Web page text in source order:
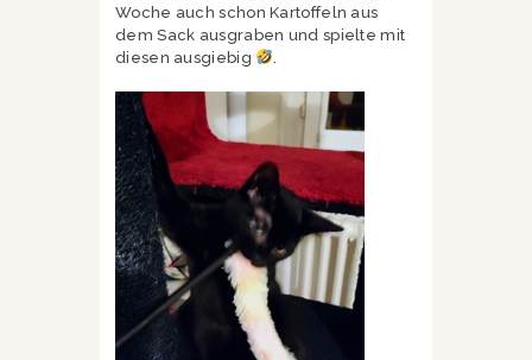
Woche auch schon Kartoffeln aus
dem Sack ausgraben und spielte mit
diesen ausgiebig